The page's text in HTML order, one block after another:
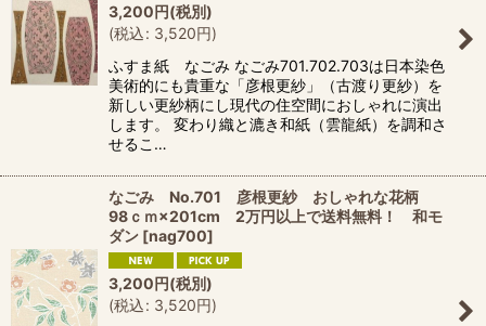
3,200円(税別)
(税込: 3,520円)
ふすま紙 なごみ なごみ701.702.703は日本染色
美術的にも貴重な「彦根更紗」（古渡り更紗）を
新しい更紗柄にし現代の住空間におしゃれに演出
します。 変わり織と漉き和紙（雲龍紙）を調和さ
せるこ…
なごみ No.701 彦根更紗 おしゃれな花柄
98ｃｍ×201cm 2万円以上で送料無料！ 和モ
ダン [nag700]
3,200円(税別)
(税込: 3,520円)